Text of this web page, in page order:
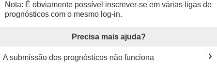
Nota: É obviamente possível inscrever-se em várias ligas de
prognósticos com o mesmo log-in.
Precisa mais ajuda?
A submissão dos prognósticos não funciona